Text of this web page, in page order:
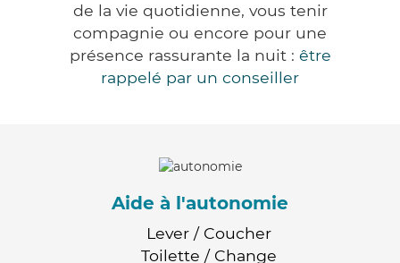
de la vie quotidienne, vous tenir
compagnie ou encore pour une
présence rassurante la nuit : être
rappelé par un conseiller
Aide à l'autonomie
Lever / Coucher
Toilette / Change